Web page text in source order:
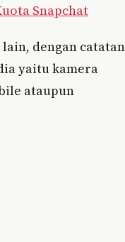
Snapchat
dengan catatan
yaitu kamera
ataupun